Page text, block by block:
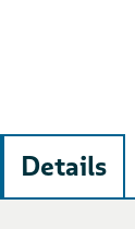
Details